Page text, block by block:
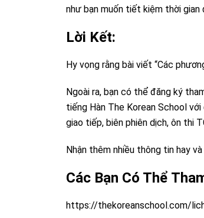
như bạn muốn tiết kiệm thời
Lời Kết:
Hy vọng rằng bài viết “Các
Ngoài ra, bạn có thể đăng ký
tiếng Hàn The Korean School
giao tiếp, biên phiên dịch, ôn thi
Nhận thêm nhiều thông tin hay
Các Bạn Có Thể
https://thekoreanschool.com/